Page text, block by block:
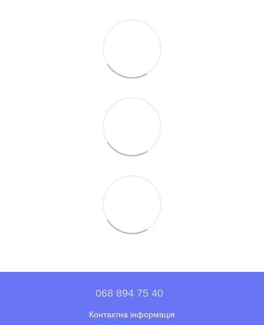
068 894 75 40
Контактна інформація